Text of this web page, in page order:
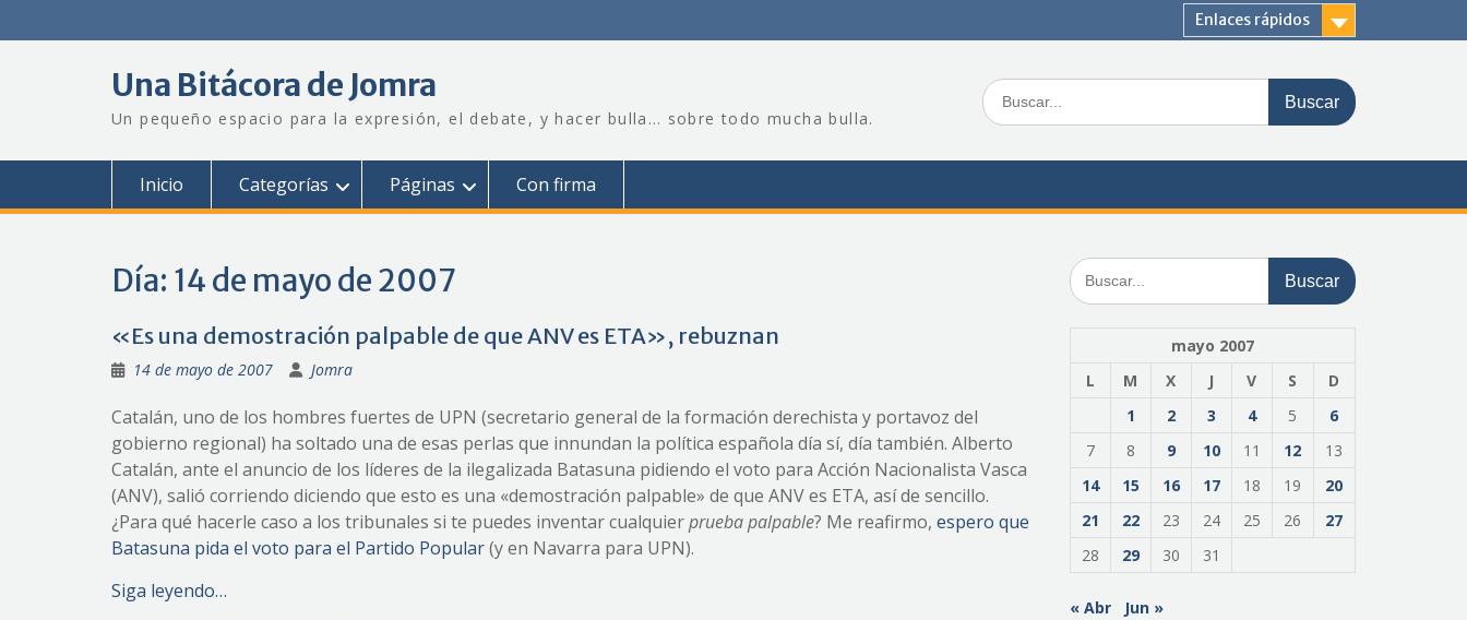
Enlaces rápidos
Una Bitácora de Jomra
Un pequeño espacio para la expresión, el debate, y hacer bulla… sobre todo mucha bulla.
Buscar:
Inicio Categorías Páginas Con firma
Día: 14 de mayo de 2007
«Es una demostración palpable de que ANV es ETA», rebuznan
14 de mayo de 2007 Jomra
Catalán, uno de los hombres fuertes de UPN (secretario general de la formación derechista y portavoz del
gobierno regional) ha soltado una de esas perlas que innundan la política española día sí, día también. Alberto
Catalán, ante el anuncio de los líderes de la ilegalizada Batasuna pidiendo el voto para Acción Nacionalista Vasca
(ANV), salió corriendo diciendo que esto es una «demostración palpable» de que ANV es ETA, así de sencillo.
¿Para qué hacerle caso a los tribunales si te puedes inventar cualquierprueba palpable? Me reafirmo, espero que
Batasuna pida el voto para el Partido Popular(y en Navarra para UPN).
Siga leyendo…
Buscar:
mayo 2007
L
M X J V S
D
1
2 3 4 5
6
7
8 9 10 11 12
13
14
15 16 17 18 19
20
21
22 23 24 25 26
27
28
29 30 31
« Abr Jun »